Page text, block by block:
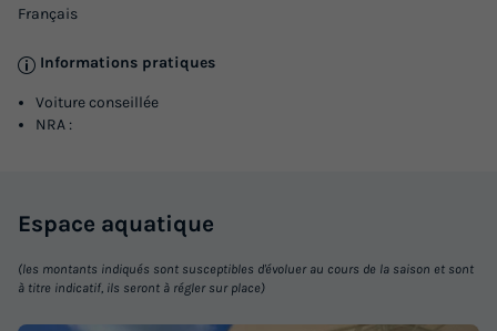
Français
Informations pratiques
Voiture conseillée
NRA :
Espace aquatique
(les montants indiqués sont susceptibles d'évoluer au cours de la saison et sont
à titre indicatif, ils seront à régler sur place)